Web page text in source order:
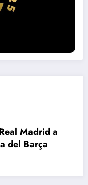
Madrid a
Barça